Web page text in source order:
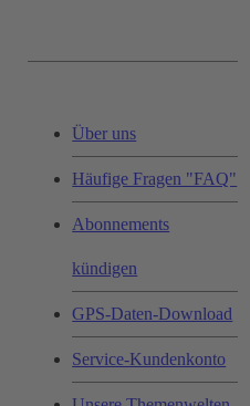
Über uns
Häufige Fragen "FAQ"
Abonnements
kündigen
GPS-Daten-Download
Service-Kundenkonto